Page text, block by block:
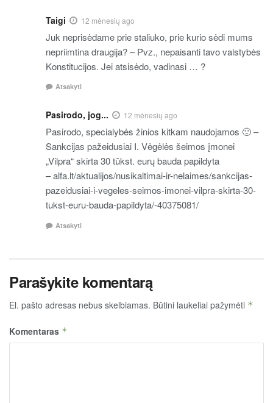
Taigi 12 mėnesių ago
Juk neprisėdame prie staliuko, prie kurio sėdi mums
nepriimtina draugija? – Pvz., nepaisanti tavo valstybės
Konstitucijos. Jei atsisėdo, vadinasi … ?
Atsakyti
Pasirodo, jog... 12 mėnesių ago
Pasirodo, specialybės žinios kitkam naudojamos 🙁 –
Sankcijas pažeidusiai I. Vėgėlės šeimos įmonei
„Vilpra“ skirta 30 tūkst. eurų bauda papildyta
– alfa.lt/aktualijos/nusikaltimai-ir-nelaimes/sankcijas-
pazeidusiai-i-vegeles-seimos-imonei-vilpra-skirta-30-
tukst-euru-bauda-papildyta/-40375081/
Atsakyti
Parašykite komentarą
El. pašto adresas nebus skelbiamas. Būtini laukeliai pažymėti *
Komentaras *